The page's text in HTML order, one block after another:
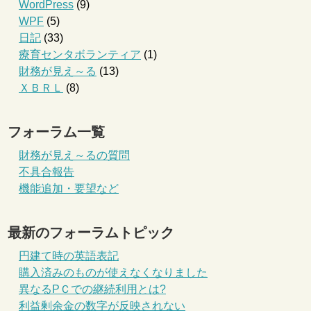
WordPress (9)
WPF (5)
日記 (33)
療育センタボランティア (1)
財務が見え～る (13)
ＸＢＲＬ (8)
フォーラム一覧
財務が見え～るの質問
不具合報告
機能追加・要望など
最新のフォーラムトピック
円建て時の英語表記
購入済みのものが使えなくなりました
異なるPＣでの継続利用とは?
利益剰余金の数字が反映されない